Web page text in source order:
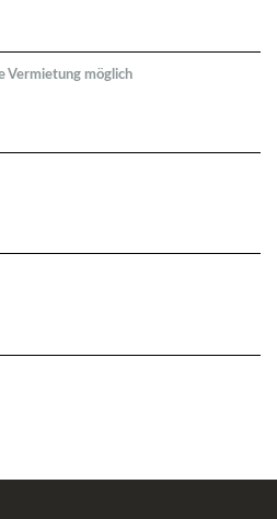
Vermietung möglich